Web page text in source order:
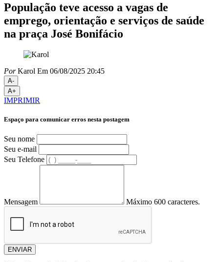
População teve acesso a vagas de
emprego, orientação e serviços de saúde
na praça José Bonifácio
PorKarol Em 06/08/2025 20:45
A-
A+
IMPRIMIR
Espaço para comunicar erros nesta postagem
Seu nome
Seu e-mail
Seu Telefone
Mensagem Máximo 600 caracteres.
ENVIAR